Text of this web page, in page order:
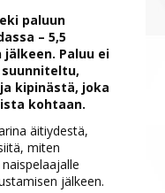
paluun
– 5,5
Paluu ei
kipinästä, joka
kohtaan.
äitiydestä,
miten
jälkeen.